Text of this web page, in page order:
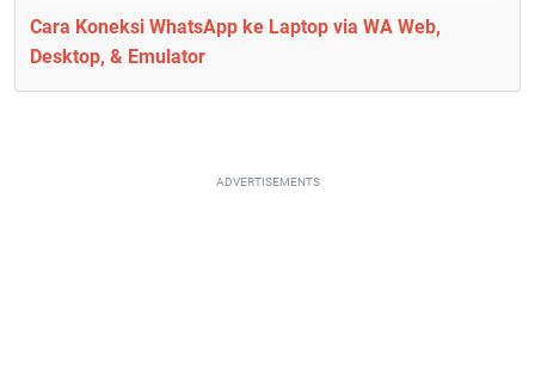
Cara Koneksi WhatsApp ke Laptop via WA Web,
Desktop, & Emulator
ADVERTISEMENTS